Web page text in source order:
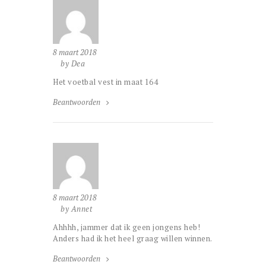
8 maart 2018
by Dea
Het voetbal vest in maat 164
Beantwoorden
8 maart 2018
by Annet
Ahhhh, jammer dat ik geen jongens heb!
Anders had ik het heel graag willen winnen.
Beantwoorden